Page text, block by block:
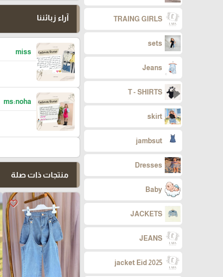
TRAING GIRLS
sets
Jeans
T - SHIRTS
skirt
jambsut
Dresses
Baby
JACKETS
JEANS
jacket Eid 2025
آراء زبائننا
miss
ms:noha
منتجات ذات صلة
favorite_border